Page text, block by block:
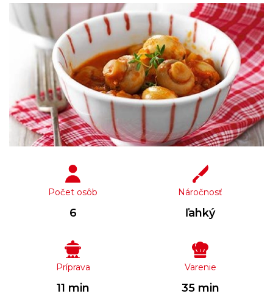
Počet osôb
6
Náročnosť
ľahký
Príprava
11 min
Varenie
35 min